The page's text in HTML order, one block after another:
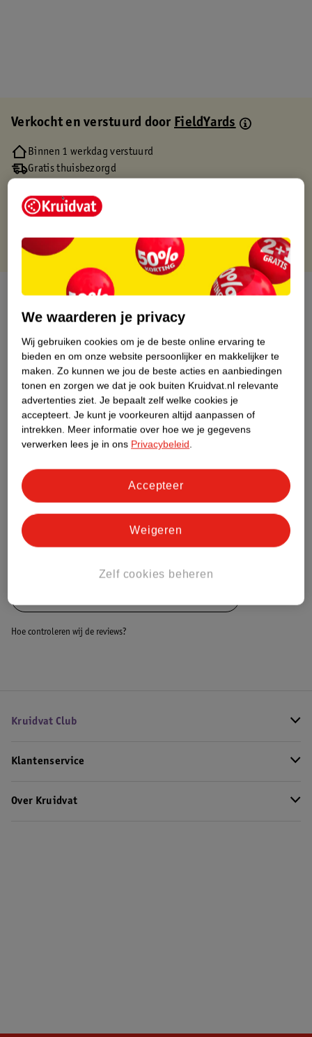
Verkocht en verstuurd doorFieldYards
Binnen 1 werkdag verstuurd
Gratis thuisbezorgd
Gratis punten met je Kruidvat kaart
Over dit product
Productinformatie
Etiketinformatie
Nature Impact Score
Dit product heeft (nog) geen Nature
Impact Score.
Bestel & Bezorginformatie
Hoe controleren wij de reviews?
Kruidvat Club
Klantenservice
Over Kruidvat
We waarderen je privacy
Wij gebruiken cookies om je de beste online ervaring te
bieden en om onze website persoonlijker en makkelijker te
maken. Zo kunnen we jou de beste acties en aanbiedingen
tonen en zorgen we dat je ook buiten Kruidvat.nl relevante
advertenties ziet. Je bepaalt zelf welke cookies je
accepteert. Je kunt je voorkeuren altijd aanpassen of
intrekken. Meer informatie over hoe we je gegevens
verwerken lees je in ons Privacybeleid.
Zelf cookies beheren
Weigeren
Accepteer